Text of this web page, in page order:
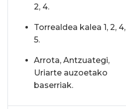
2, 4.
Torrealdea kalea 1, 2, 4,
5.
Arrota, Antzuategi,
Uriarte auzoetako
baserriak.